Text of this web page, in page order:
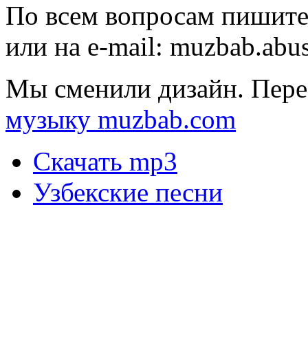
По всем вопросам
или на e-mail:
Мы сменили дизайн.
музыку muzbab.com
Скачать mp3
Узбекские песни